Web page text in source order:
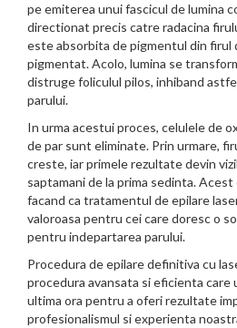
pe emiterea unui fascicul de lumina
directionat precis catre radacina
este absorbita de pigmentul din firul
pigmentat. Acolo, lumina se
distruge foliculul pilos, inhiband
parului.
In urma acestui proces, celulele de
de par sunt eliminate. Prin urmare,
creste, iar primele rezultate devin
saptamani de la prima sedinta.
facand ca tratamentul de epilare
valoroasa pentru cei care doresc o
pentru indepartarea parului.
Procedura de epilare definitiva cu
procedura avansata si eficienta care
ultima ora pentru a oferi rezultate
profesionalismul si experienta